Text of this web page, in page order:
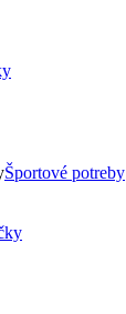
Športové potreby